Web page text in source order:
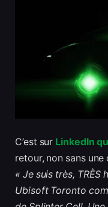
C’est sur LinkedIn
retour, non sans
« Je suis très, TRÈS
Ubisoft Toronto